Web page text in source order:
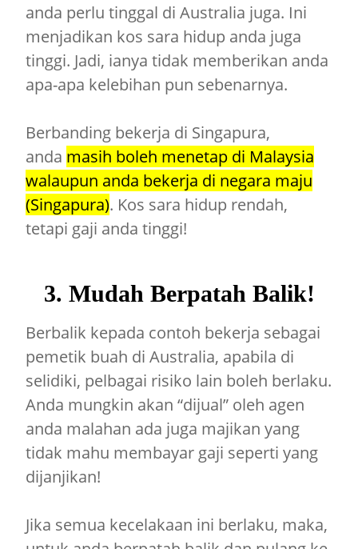
anda perlu tinggal di Australia juga. Ini
menjadikan kos sara hidup anda juga
tinggi. Jadi, ianya tidak memberikan anda
apa-apa kelebihan pun sebenarnya.
Berbanding bekerja di Singapura,
anda masih boleh menetap di Malaysia
walaupun anda bekerja di negara maju
(Singapura). Kos sara hidup rendah,
tetapi gaji anda tinggi!
3. Mudah Berpatah Balik!
Berbalik kepada contoh bekerja sebagai
pemetik buah di Australia, apabila di
selidiki, pelbagai risiko lain boleh berlaku.
Anda mungkin akan “dijual” oleh agen
anda malahan ada juga majikan yang
tidak mahu membayar gaji seperti yang
dijanjikan!
Jika semua kecelakaan ini berlaku, maka,